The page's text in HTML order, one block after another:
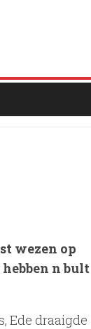
wezen op
n bult
Ede draaigde